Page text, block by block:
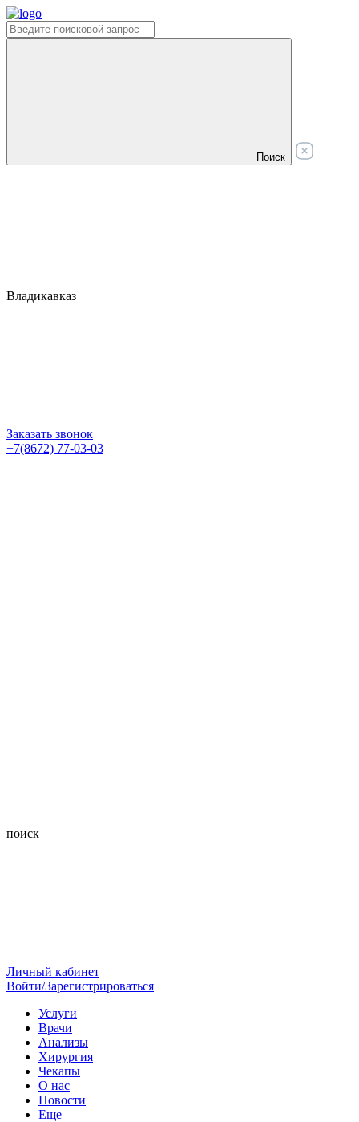
Поиск
Владикавказ
Заказать звонок
+7(8672) 77-03-03
поиск
Личный кабинет
Войти/Зарегистрироваться
Услуги
Врачи
Анализы
Хирургия
Чекапы
О нас
Новости
Еще